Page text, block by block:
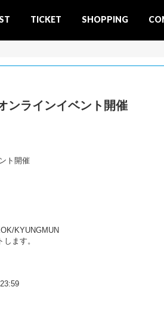
TICKET SHOPPING
ンラインイベント開催
ト開催
KYUNGMUN
ます。